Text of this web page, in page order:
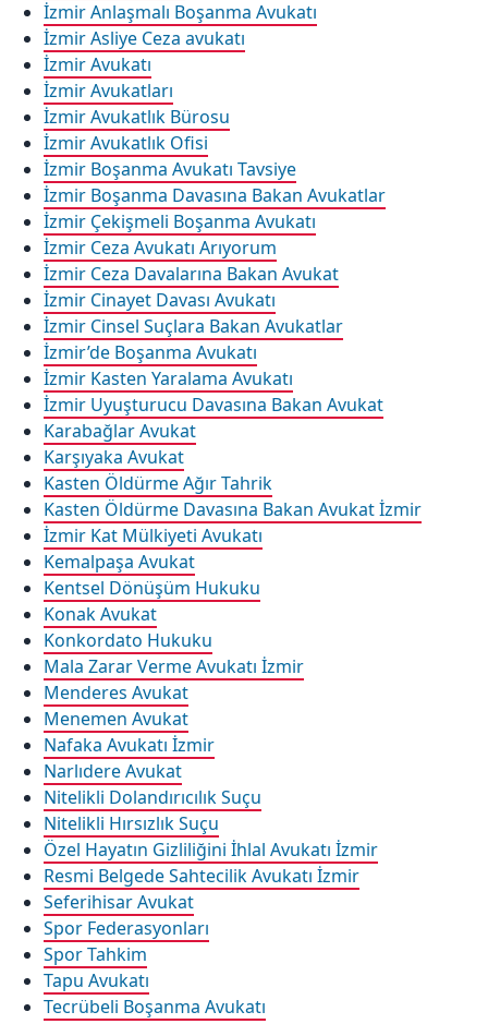
İzmir Anlaşmalı Boşanma Avukatı
İzmir Asliye Ceza avukatı
İzmir Avukatı
İzmir Avukatları
İzmir Avukatlık Bürosu
İzmir Avukatlık Ofisi
İzmir Boşanma Avukatı Tavsiye
İzmir Boşanma Davasına Bakan Avukatlar
İzmir Çekişmeli Boşanma Avukatı
İzmir Ceza Avukatı Arıyorum
İzmir Ceza Davalarına Bakan Avukat
İzmir Cinayet Davası Avukatı
İzmir Cinsel Suçlara Bakan Avukatlar
İzmir’de Boşanma Avukatı
İzmir Kasten Yaralama Avukatı
İzmir Uyuşturucu Davasına Bakan Avukat
Karabağlar Avukat
Karşıyaka Avukat
Kasten Öldürme Ağır Tahrik
Kasten Öldürme Davasına Bakan Avukat İzmir
İzmir Kat Mülkiyeti Avukatı
Kemalpaşa Avukat
Kentsel Dönüşüm Hukuku
Konak Avukat
Konkordato Hukuku
Mala Zarar Verme Avukatı İzmir
Menderes Avukat
Menemen Avukat
Nafaka Avukatı İzmir
Narlıdere Avukat
Nitelikli Dolandırıcılık Suçu
Nitelikli Hırsızlık Suçu
Özel Hayatın Gizliliğini İhlal Avukatı İzmir
Resmi Belgede Sahtecilik Avukatı İzmir
Seferihisar Avukat
Spor Federasyonları
Spor Tahkim
Tapu Avukatı
Tecrübeli Boşanma Avukatı